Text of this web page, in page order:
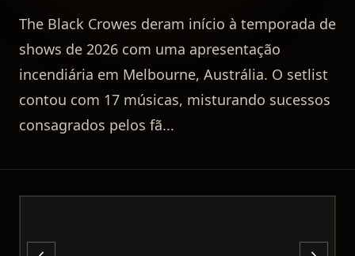
The Black Crowes deram início à temporada de
shows de 2026 com uma apresentação
incendiária em Melbourne, Austrália. O setlist
contou com 17 músicas, misturando sucessos
consagrados pelos fã...